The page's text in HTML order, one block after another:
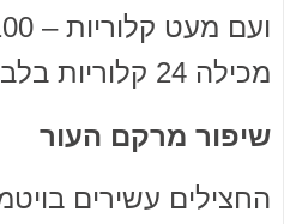
מכילה 24 קלוריות בלבד.
שיפור מרקם העור